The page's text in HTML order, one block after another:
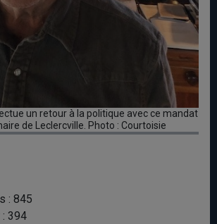
un retour à la politique avec ce mandat
de Leclercville. Photo : Courtoisie
: 845
: 394